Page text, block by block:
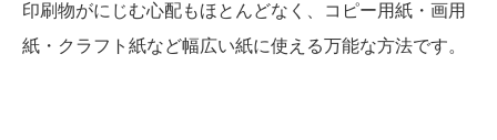
印刷物がにじむ心配もほとんどなく、コピー用紙・画用
紙・クラフト紙など幅広い紙に使える万能な方法です。